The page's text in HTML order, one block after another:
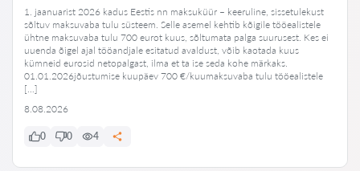
1. jaanuarist 2026 kadus Eestis nn maksuküür – keeruline, sissetulekust
sõltuv maksuvaba tulu süsteem. Selle asemel kehtib kõigile tööealistele
ühtne maksuvaba tulu 700 eurot kuus, sõltumata palga suurusest. Kes ei
uuenda õigel ajal tööandjale esitatud avaldust, võib kaotada kuus
kümneid eurosid netopalgast, ilma et ta ise seda kohe märkaks.
01.01.2026jõustumise kuupäev 700 €/kuumaksuvaba tulu tööealistele
[…]
8.08.2026
0 0 4